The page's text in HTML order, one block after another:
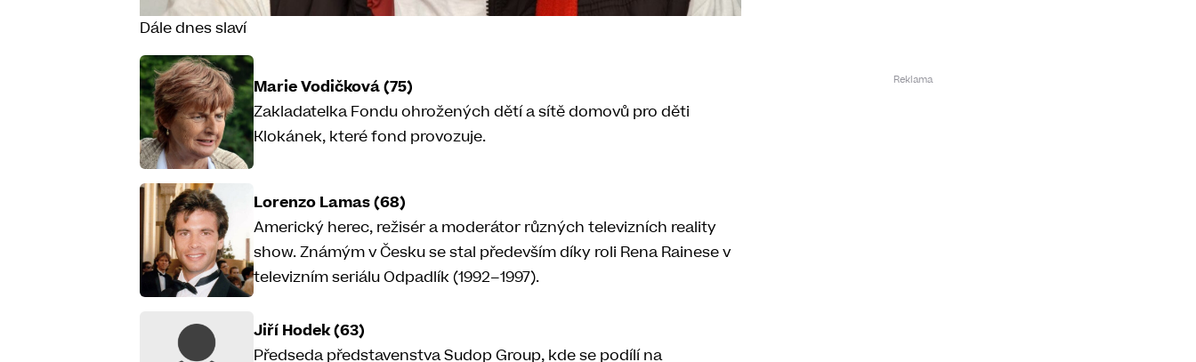
Dále dnes slaví
Marie Vodičková (75)
Zakladatelka Fondu ohrožených dětí a sítě domovů pro děti
Klokánek, které fond provozuje.
Lorenzo Lamas (68)
Americký herec, režisér a moderátor různých televizních reality
show. Známým v Česku se stal především díky roli Rena Rainese v
televizním seriálu Odpadlík (1992–1997).
Jiří Hodek (63)
Předseda představenstva Sudop Group, kde se podílí na